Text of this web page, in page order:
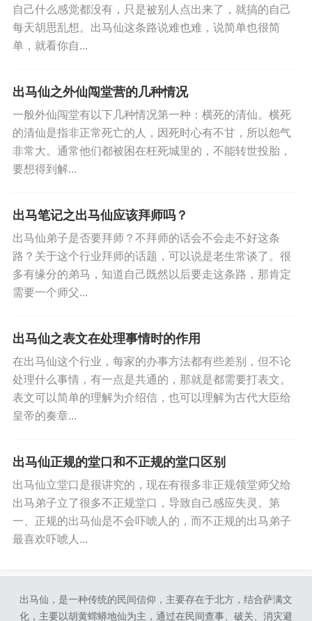
自己什么感觉都没有，只是被别人点出来了，就搞的自己
每天胡思乱想。出马仙这条路说难也难，说简单也很简
单，就看你自...
出马仙之外仙闯堂营的几种情况
一般外仙闯堂有以下几种情况第一种：横死的清仙。横死
的清仙是指非正常死亡的人，因死时心有不甘，所以怨气
非常大。通常他们都被困在枉死城里的，不能转世投胎，
要想得到解...
出马笔记之出马仙应该拜师吗？
出马仙弟子是否要拜师？不拜师的话会不会走不好这条
路？关于这个行业拜师的话题，可以说是老生常谈了。很
多有缘分的弟马，知道自己既然以后要走这条路，那肯定
需要一个师父...
出马仙之表文在处理事情时的作用
在出马仙这个行业，每家的办事方法都有些差别，但不论
处理什么事情，有一点是共通的，那就是都需要打表文。
表文可以简单的理解为介绍信，也可以理解为古代大臣给
皇帝的奏章...
出马仙正规的堂口和不正规的堂口区别
出马仙立堂口是很讲究的，现在有很多非正规领堂师父给
出马弟子立了很多不正规堂口，导致自己感应失灵。第
一、正规的出马仙是不会吓唬人的，而不正规的出马弟子
最喜欢吓唬人...
出马仙，是一种传统的民间信仰，主要存在于北方，结合萨满文
化，主要以胡黄蟐蟒地仙为主，通过在民间查事、破关、消灾避